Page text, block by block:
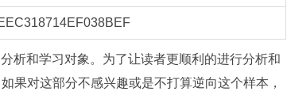
析和学习对象。为了让读者更顺利的进行分析和
果对这部分不感兴趣或是不打算逆向这个样本，